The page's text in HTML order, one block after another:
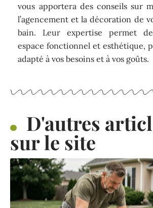
vous apportera des conseils sur
l’agencement et la décoration de
bain. Leur expertise permet
espace fonctionnel et esthétique,
adapté à vos besoins et à vos goûts.
D'autres
sur le site